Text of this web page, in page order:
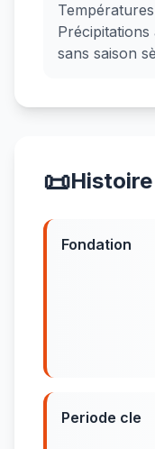
sans saison
📜Histoire
Fondation
Periode cle